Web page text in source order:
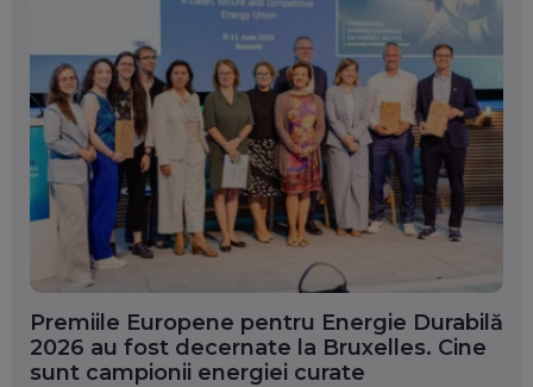
Premiile Europene pentru Energie Durabilă
2026 au fost decernate la Bruxelles. Cine
sunt campionii energiei curate